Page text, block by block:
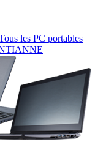
les PC portables